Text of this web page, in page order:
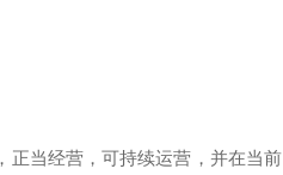
正当经营，可持续运营，并在当前